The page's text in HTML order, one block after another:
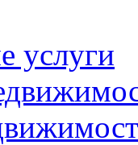
услуги